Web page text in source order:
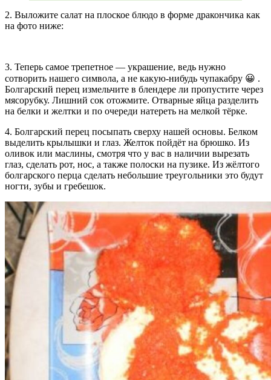
2. Выложите салат на плоское блюдо в форме дракончика как
на фото ниже:
3. Теперь самое трепетное — украшение, ведь нужно
сотворить нашего символа, а не какую-нибудь чупакабру 😀 .
Болгарский перец измельчите в блендере ли пропустите через
мясорубку. Лишний сок отожмите. Отварные яйца разделить
на белки и желтки и по очереди натереть на мелкой тёрке.
4. Болгарский перец посыпать сверху нашей основы. Белком
выделить крылышки и глаз. Желток пойдёт на брюшко. Из
оливок или маслины, смотря что у вас в наличии вырезать
глаз, сделать рот, нос, а также полоски на пузике. Из жёлтого
болгарского перца сделать небольшие треугольники это будут
ногти, зубы и гребешок.